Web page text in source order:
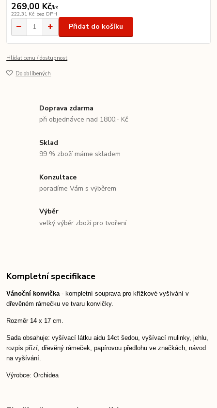
269,00 Kč/ks
222,31 Kč bez DPH
Přidat do košíku
Hlídat cenu / dostupnost
Do oblíbených
Doprava zdarma
při objednávce nad 1800,- Kč
Sklad
99 % zboží máme skladem
Konzultace
poradíme Vám s výběrem
Výběr
velký výběr zboží pro tvoření
Kompletní specifikace
Vánoční konvička - kompletní souprava pro křížkové vyšívání v
dřevěném rámečku ve tvaru konvičky.
Rozměr 14 x 17 cm.
Sada obsahuje: vyšívací látku aidu 14ct šedou, vyšívací mulinky, jehlu,
rozpis přízí, dřevěný rámeček, papírovou předlohu ve značkách, návod
na vyšívání.
Výrobce: Orchidea